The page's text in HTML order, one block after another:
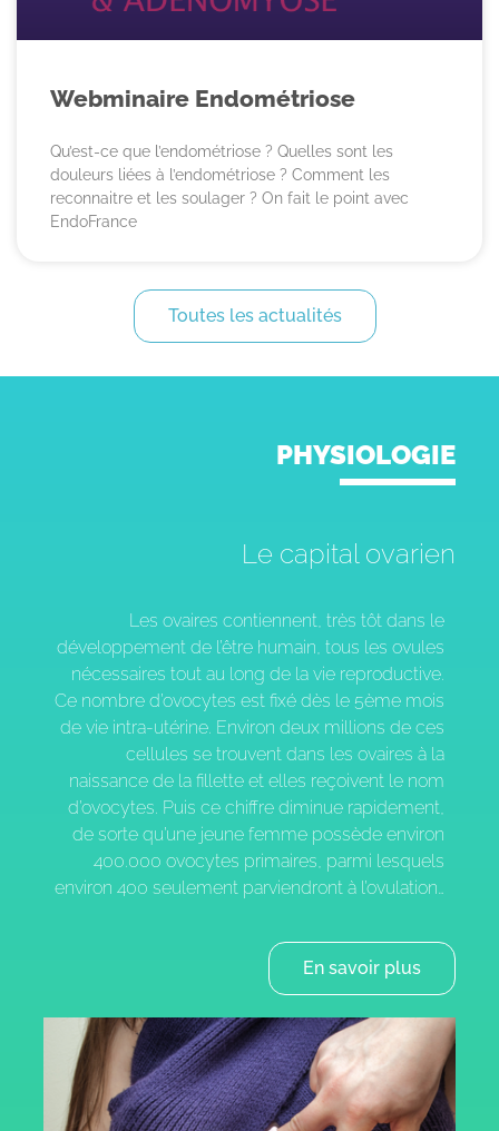
Webminaire Endométriose
Qu’est-ce que l’endométriose ? Quelles sont les
douleurs liées à l’endométriose ? Comment les
reconnaitre et les soulager ? On fait le point avec
EndoFrance
Toutes les actualités
PHYSIOLOGIE
Le capital ovarien
Les ovaires contiennent, très tôt dans le
développement de l’être humain, tous les ovules
nécessaires tout au long de la vie reproductive.
Ce nombre d’ovocytes est fixé dès le 5ème mois
de vie intra-utérine. Environ deux millions de ces
cellules se trouvent dans les ovaires à la
naissance de la fillette et elles reçoivent le nom
d’ovocytes. Puis ce chiffre diminue rapidement,
de sorte qu’une jeune femme possède environ
400.000 ovocytes primaires, parmi lesquels
environ 400 seulement parviendront à l’ovulation…
En savoir plus